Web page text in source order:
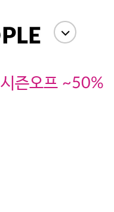
시즌오프 ~50%